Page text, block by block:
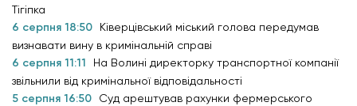
Тігіпка
6 серпня 18:50
Ківерцівський міський голова передумав
визнавати вину в кримінальній справі
6 серпня 11:11
На Волині директорку транспортної компанії
звільнили від кримінальної відповідальності
5 серпня 16:50
Суд арештував рахунки фермерського